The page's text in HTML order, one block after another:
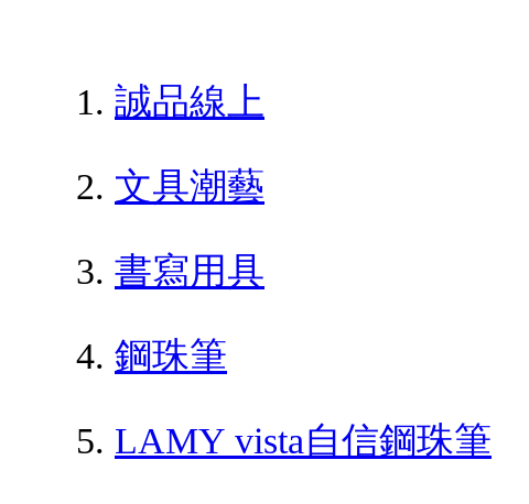
誠品線上
文具潮藝
書寫用具
鋼珠筆
LAMY vista自信鋼珠筆